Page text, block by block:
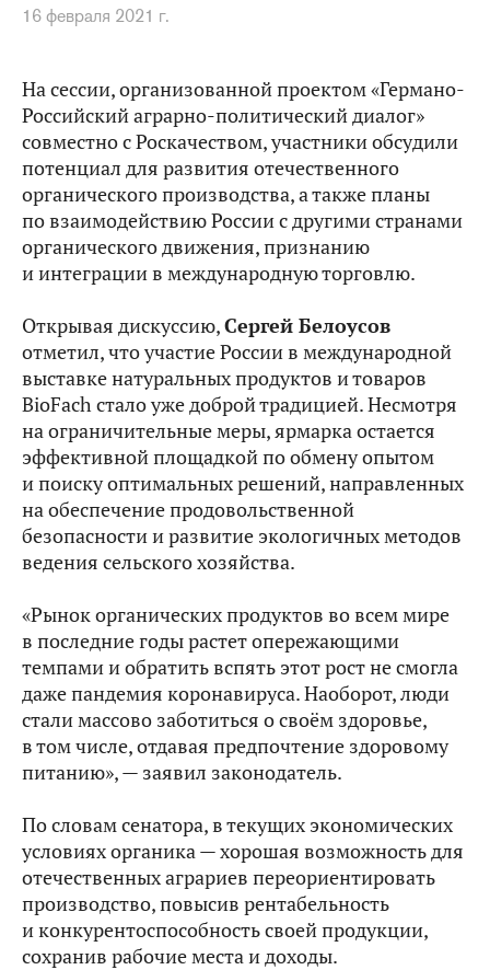
16 февраля 2021 г.
На сессии, организованной проектом «Германо-
Российский аграрно-политический диалог»
совместно с Роскачеством, участники обсудили
потенциал для развития отечественного
органического производства, а также планы
по взаимодействию России с другими странами
органического движения, признанию
и интеграции в международную торговлю.
Открывая дискуссию,Сергей Белоусов
отметил, что участие России в международной
выставке натуральных продуктов и товаров
BioFach стало уже доброй традицией. Несмотря
на ограничительные меры, ярмарка остается
эффективной площадкой по обмену опытом
и поиску оптимальных решений, направленных
на обеспечение продовольственной
безопасности и развитие экологичных методов
ведения сельского хозяйства.
«Рынок органических продуктов во всем мире
в последние годы растет опережающими
темпами и обратить вспять этот рост не смогла
даже пандемия коронавируса. Наоборот, люди
стали массово заботиться о своём здоровье,
в том числе, отдавая предпочтение здоровому
питанию», — заявил законодатель.
По словам сенатора, в текущих экономических
условиях органика — хорошая возможность для
отечественных аграриев переориентировать
производство, повысив рентабельность
и конкурентоспособность своей продукции,
сохранив рабочие места и доходы.